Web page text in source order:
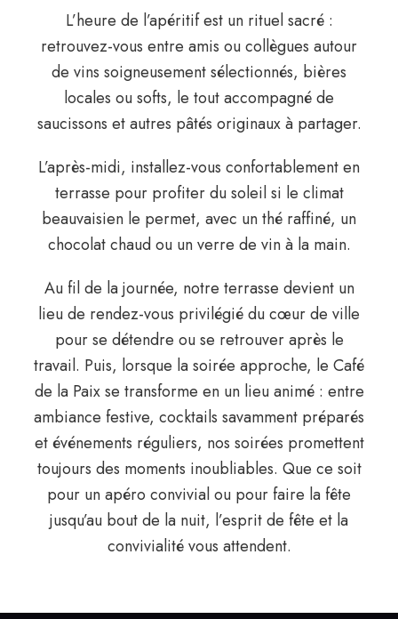
L’heure de l’apéritif est un rituel sacré :
retrouvez-vous entre amis ou collègues autour
de vins soigneusement sélectionnés, bières
locales ou softs, le tout accompagné de
saucissons et autres pâtés originaux à partager.
L’après-midi, installez-vous confortablement en
terrasse pour profiter du soleil si le climat
beauvaisien le permet, avec un thé raffiné, un
chocolat chaud ou un verre de vin à la main.
Au fil de la journée, notre terrasse devient un
lieu de rendez-vous privilégié du cœur de ville
pour se détendre ou se retrouver après le
travail. Puis, lorsque la soirée approche, le Café
de la Paix se transforme en un lieu animé : entre
ambiance festive, cocktails savamment préparés
et événements réguliers, nos soirées promettent
toujours des moments inoubliables. Que ce soit
pour un apéro convivial ou pour faire la fête
jusqu’au bout de la nuit, l’esprit de fête et la
convivialité vous attendent.